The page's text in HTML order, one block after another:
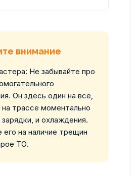
внимание
Не забывайте про
Он здесь один на всё,
на трассе моментально
и охлаждения.
его на наличие трещин
ТО.